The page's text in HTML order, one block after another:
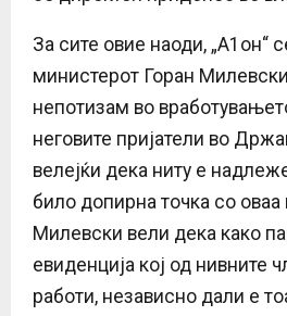
За сите овие наоди, „А1он“
министерот Горан
непотизам во
неговите пријатели во
велејќи дека ниту е
било допирна точка со оваа
Милевски вели дека како
евиденција кој од нивните
работи, независно дали е